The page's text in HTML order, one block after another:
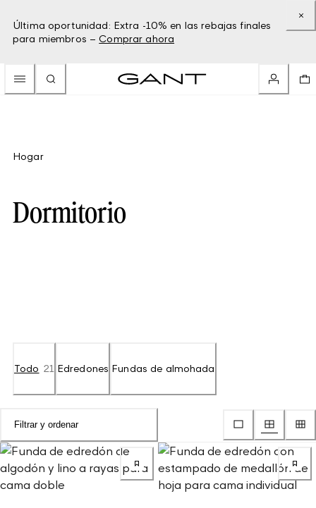
Última oportunidad: Extra -10% en las rebajas finales
para miembros – Comprar ahora
Hogar
Dormitorio
Todo 21 Edredones Fundas de almohada
Filtrar y ordenar